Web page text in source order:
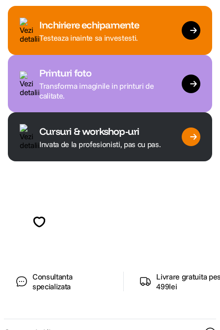
13'' Wi-Fi + Cellular 1TB
Purple
99990 lei
13'' Wi-Fi + Cellular 512GB
7.99990
Inchiriere echipamente
Testeaza inainte sa investesti.